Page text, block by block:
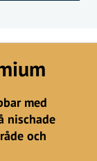
med
nischade
och